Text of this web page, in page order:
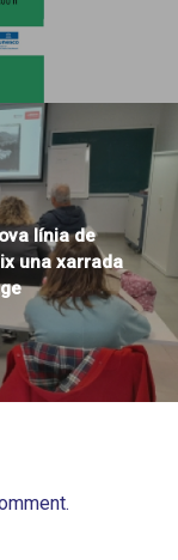
línia de
una xarrada